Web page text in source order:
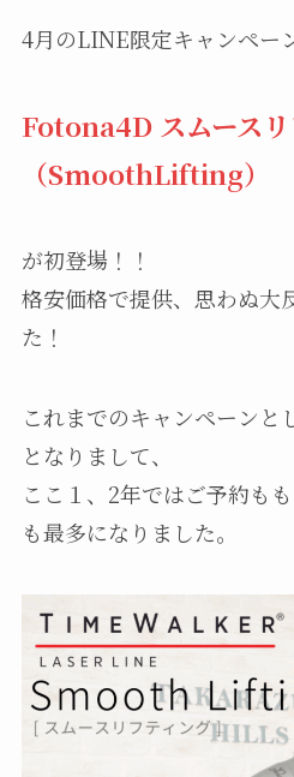
4月のLINE限定キャンペー
Fotona4D スムースリ
（SmoothLifting）
が初登場！！
格安価格で提供、思わぬ大
た！
これまでのキャンペーンと
となりまして、
ここ１、2年ではご予約も
も最多になりました。